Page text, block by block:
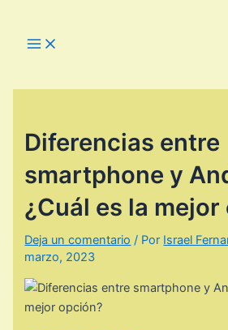
Main
Menu
Diferencias entre
smartphone y
¿Cuál es la
Deja un comentario / Por Israel
marzo, 2023